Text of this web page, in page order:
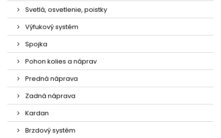
Svetlá, osvetlenie, poistky
Výfukový systém
Spojka
Pohon kolies a náprav
Predná náprava
Zadná náprava
Kardan
Brzdový systém